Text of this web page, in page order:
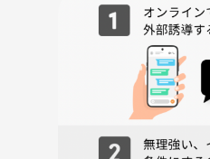
※お店に『つなげーとのイベント』
していただく場合がございます。そ